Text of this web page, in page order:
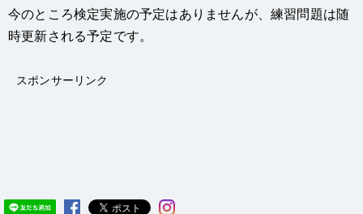
今のところ検定実施の予定はありませんが、練習問題は随
時更新される予定です。
スポンサーリンク